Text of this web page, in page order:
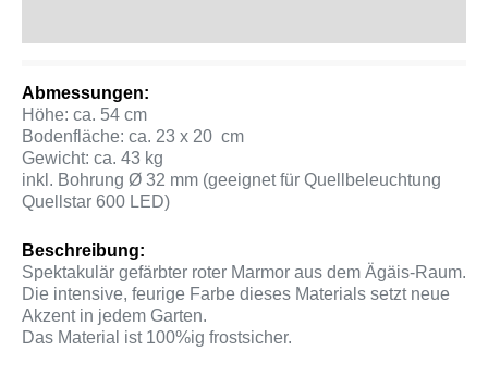
Abmessungen:
Höhe: ca. 54 cm
Bodenfläche: ca. 23 x 20 cm
Gewicht: ca. 43 kg
inkl. Bohrung Ø 32 mm (geeignet für Quellbeleuchtung
Quellstar 600 LED)
Beschreibung:
Spektakulär gefärbter roter Marmor aus dem Ägäis-Raum.
Die intensive, feurige Farbe dieses Materials setzt neue
Akzent in jedem Garten.
Das Material ist 100%ig frostsicher.